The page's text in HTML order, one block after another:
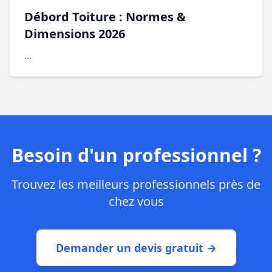
Débord Toiture : Normes &
Dimensions 2026
...
Besoin d'un professionnel ?
Trouvez les meilleurs professionnels près de
chez vous
Demander un devis gratuit →